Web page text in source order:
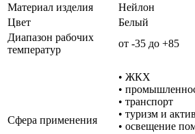
Материал изделия
Нейлон
Цвет
Белый
Диапазон рабочих
температур
от -35 до +85
Сфера применения
• ЖКХ
•
• транспорт
• туризм и
• освещение